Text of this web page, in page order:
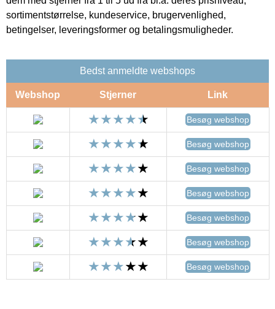
sortimentstørrelse, kundeservice, brugervenlighed,
betingelser, leveringsformer og betalingsmuligheder.
Bedst anmeldte webshops
Webshop Stjerner Link
Besøg webshop
Besøg webshop
Besøg webshop
Besøg webshop
Besøg webshop
Besøg webshop
Besøg webshop